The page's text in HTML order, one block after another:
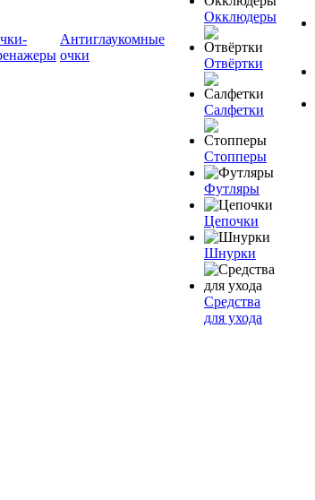
Антиглаукомные
очки
Окклюдеры
Отвёртки
Салфетки
Стопперы
Футляры
Цепочки
Шнурки
Средства
для ухода